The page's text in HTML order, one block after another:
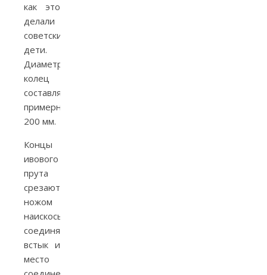
как это
делали
советские
дети.
Диаметр
колец
составляет
примерно
200 мм.
Концы
ивового
прута
срезают
ножом
наискось,
соединяют
встык и
место